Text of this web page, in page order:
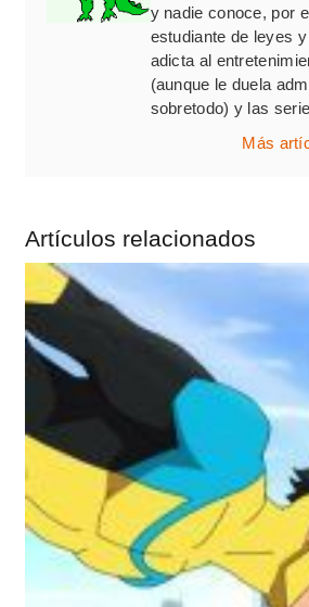
y nadie conoce, por
estudiante de leyes
adicta al
(aunque le duela
sobretodo) y las
Más
Artículos relacionados